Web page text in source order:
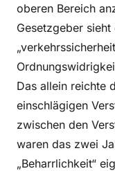
oberen Bereich
Gesetzgeber
Das allein reichte
einschlägigen
zwischen den
waren das zwei
„Beharrlichkeit“